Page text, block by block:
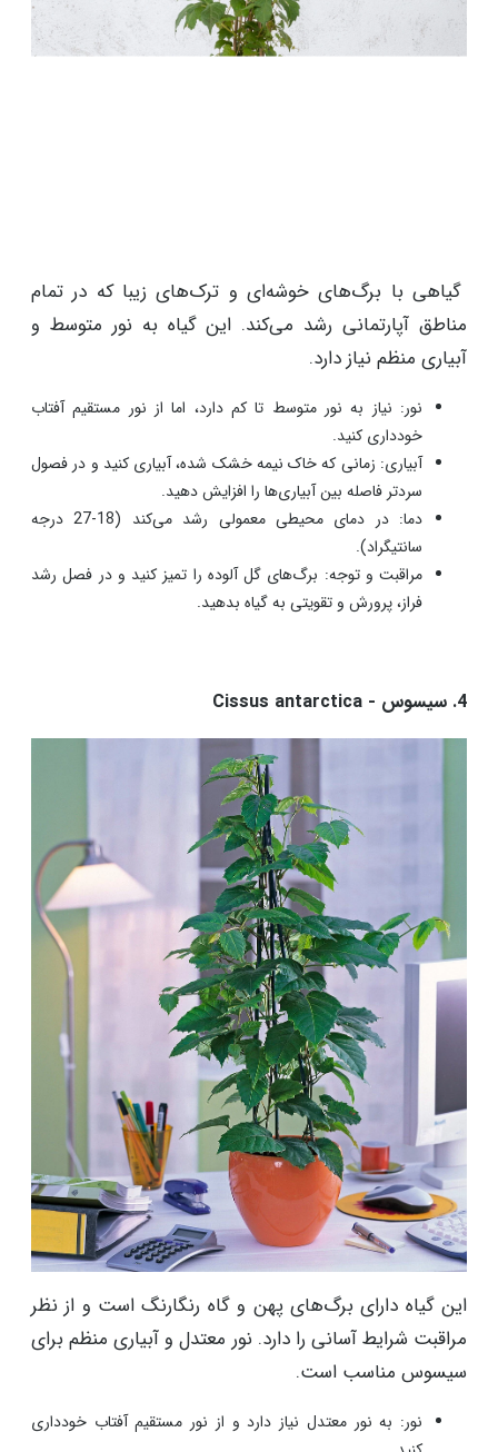
گیاهی با برگ‌های خوشه‌ای و ترک‌های زیبا که در تمام
مناطق آپارتمانی رشد می‌کند. این گیاه به نور متوسط و
آبیاری منظم نیاز دارد.
نور: نیاز به نور متوسط تا کم دارد، اما از نور مستقیم آفتاب
خودداری کنید.
آبیاری: زمانی که خاک نیمه خشک شده، آبیاری کنید و در فصول
سردتر فاصله بین آبیاری‌ها را افزایش دهید.
دما: در دمای محیطی معمولی رشد می‌کند (18-27 درجه
سانتیگراد).
مراقبت و توجه: برگ‌های گل آلوده را تمیز کنید و در فصل رشد
فراز، پرورش و تقویتی به گیاه بدهید.
این گیاه دارای برگ‌های پهن و گاه رنگارنگ است و از نظر
مراقبت شرایط آسانی را دارد. نور معتدل و آبیاری منظم برای
سیسوس مناسب است.
نور: به نور معتدل نیاز دارد و از نور مستقیم آفتاب خودداری